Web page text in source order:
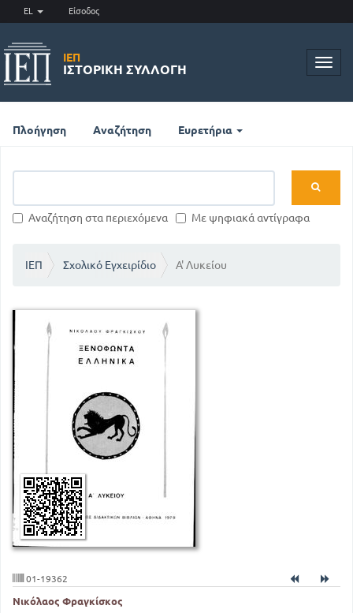
EL Είσοδος
ΙΕΠ
ΙΣΤΟΡΙΚΉ ΣΥΛΛΟΓΉ
Πλοήγηση Αναζήτηση Ευρετήρια
Αναζήτηση στα περιεχόμενα Με ψηφιακά αντίγραφα
ΙΕΠ Σχολικό Εγχειρίδιο Α' Λυκείου
01-19362
Νικόλαος Φραγκίσκος